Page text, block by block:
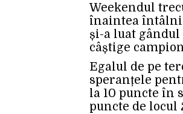
Weekendul
înaintea
și-a luat gândul
câștige
Egalul de pe
speranțele
la 10 puncte în
puncte de locul